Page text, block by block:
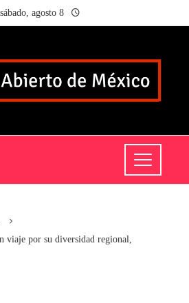
sábado, agosto 8
viaje por su diversidad regional,